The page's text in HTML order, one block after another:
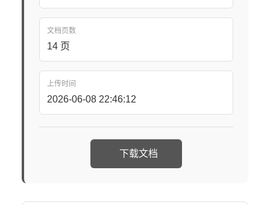
文档页数
14 页
上传时间
2026-06-08 22:46:12
下载文档